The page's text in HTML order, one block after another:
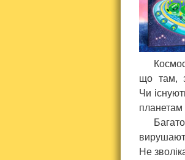
що там,
Чи
планетам
Не